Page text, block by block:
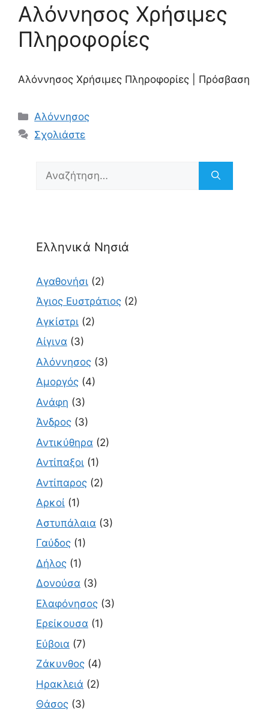
Αλόννησος Χρήσιμες
Πληροφορίες
Αλόννησος Χρήσιμες Πληροφορίες | Πρόσβαση
Κατηγορίες
Αλόννησος
Σχολιάστε
για:
Ελληνικά Νησιά
Αγαθονήσι (2)
Άγιος Ευστράτιος (2)
Αγκίστρι (2)
Αίγινα (3)
Αλόννησος (3)
Αμοργός (4)
Ανάφη (3)
Άνδρος (3)
Αντικύθηρα (2)
Αντίπαξοι (1)
Αντίπαρος (2)
Αρκοί (1)
Αστυπάλαια (3)
Γαύδος (1)
Δήλος (1)
Δονούσα (3)
Ελαφόνησος (3)
Ερείκουσα (1)
Εύβοια (7)
Ζάκυνθος (4)
Ηρακλειά (2)
Θάσος (3)